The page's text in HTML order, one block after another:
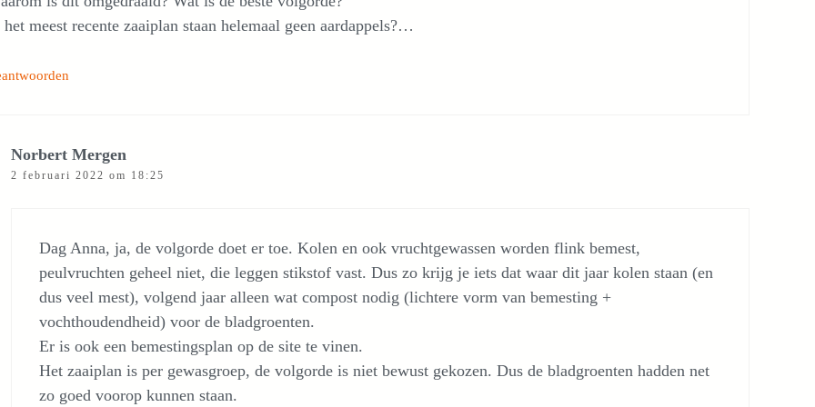
meest recente zaaiplan staan helemaal geen aardappels?…
Norbert Mergen
2 februari 2022 om 18:25
Dag Anna, ja, de volgorde doet er toe. Kolen en ook vruchtgewassen worden flink bemest,
peulvruchten geheel niet, die leggen stikstof vast. Dus zo krijg je iets dat waar dit jaar kolen staan (en
dus veel mest), volgend jaar alleen wat compost nodig (lichtere vorm van bemesting +
vochthoudendheid) voor de bladgroenten.
Er is ook een bemestingsplan op de site te vinen.
Het zaaiplan is per gewasgroep, de volgorde is niet bewust gekozen. Dus de bladgroenten hadden net
zo goed voorop kunnen staan.